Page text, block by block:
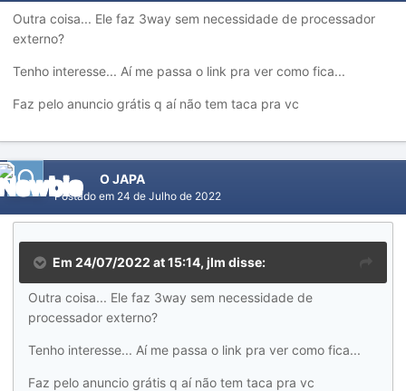
Outra coisa... Ele faz 3way sem necessidade de processador
externo?
Tenho interesse... Aí me passa o link pra ver como fica...
Faz pelo anuncio grátis q aí não tem taca pra vc
O JAPA
Postado em 24 de Julho de 2022
Em 24/07/2022 at 15:14, jlm disse:
Outra coisa... Ele faz 3way sem necessidade de
processador externo?
Tenho interesse... Aí me passa o link pra ver como fica...
Faz pelo anuncio grátis q aí não tem taca pra vc